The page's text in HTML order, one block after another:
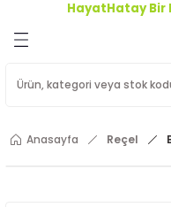
HayatHatay Bir
Anasayfa Reçel